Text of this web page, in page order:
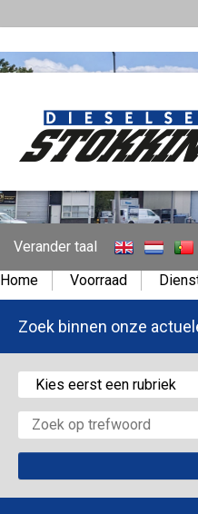
Verander taal
Home
Voorraad
Zoek binnen onze